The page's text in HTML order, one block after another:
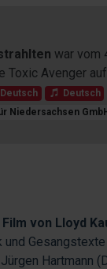
war vom
Toxic Avenger
Deutsch Deutsch
Niedersachsen GmbH
von Lloyd
Hartmann